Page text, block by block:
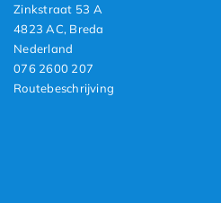
Zinkstraat 53 A
4823 AC, Breda
Nederland
076 2600 207
Routebeschrijving